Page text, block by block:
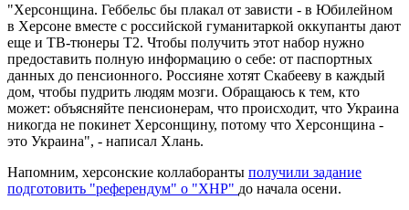
"Херсонщина. Геббельс бы плакал от зависти - в Юбилейном
в Херсоне вместе с российской гуманитаркой оккупанты дают
еще и ТВ-тюнеры Т2. Чтобы получить этот набор нужно
предоставить полную информацию о себе: от паспортных
данных до пенсионного. Россияне хотят Скабееву в каждый
дом, чтобы пудрить людям мозги. Обращаюсь к тем, кто
может: объясняйте пенсионерам, что происходит, что Украина
никогда не покинет Херсонщину, потому что Херсонщина -
это Украина", - написал Хлань.
Напомним, херсонские коллаборанты получили задание
подготовить "референдум" о "ХНР" до начала осени.